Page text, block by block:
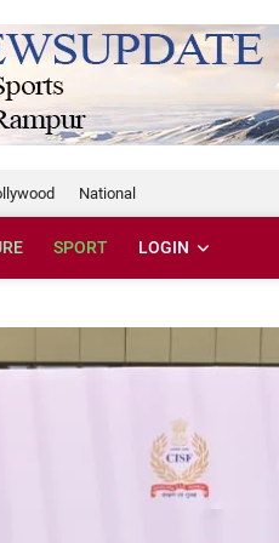
National
SPORT LOGIN